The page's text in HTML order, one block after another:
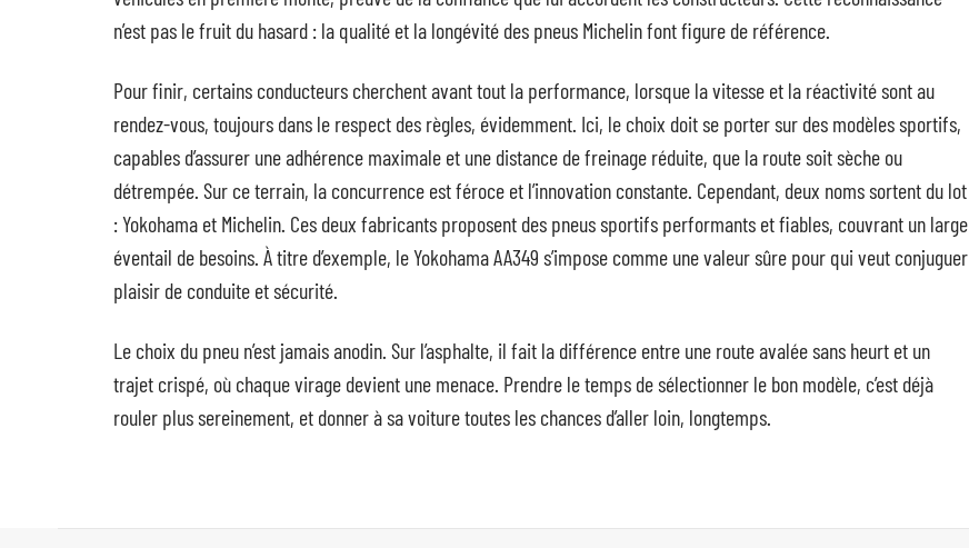
n’est pas le fruit du hasard : la qualité et la longévité des pneus Michelin font figure de référence.
Pour finir, certains conducteurs cherchent avant tout la performance, lorsque la vitesse et la réactivité sont au
rendez-vous, toujours dans le respect des règles, évidemment. Ici, le choix doit se porter sur des modèles sportifs,
capables d’assurer une adhérence maximale et une distance de freinage réduite, que la route soit sèche ou
détrempée. Sur ce terrain, la concurrence est féroce et l’innovation constante. Cependant, deux noms sortent du lot
: Yokohama et Michelin. Ces deux fabricants proposent des pneus sportifs performants et fiables, couvrant un large
éventail de besoins. À titre d’exemple, le Yokohama AA349 s’impose comme une valeur sûre pour qui veut conjuguer
plaisir de conduite et sécurité.
Le choix du pneu n’est jamais anodin. Sur l’asphalte, il fait la différence entre une route avalée sans heurt et un
trajet crispé, où chaque virage devient une menace. Prendre le temps de sélectionner le bon modèle, c’est déjà
rouler plus sereinement, et donner à sa voiture toutes les chances d’aller loin, longtemps.